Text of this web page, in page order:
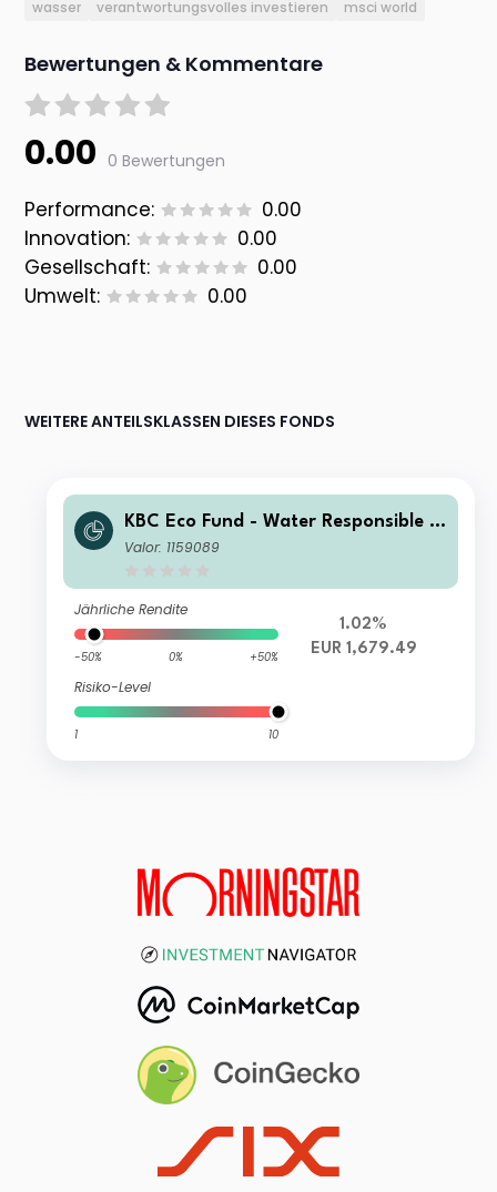
wasser verantwortungsvolles investieren msci world
Bewertungen & Kommentare
0.00 0 Bewertungen
Performance:
0.00
Innovation:
0.00
Gesellschaft:
0.00
Umwelt:
0.00
WEITERE ANTEILSKLASSEN DIESES FONDS
KBC Eco Fund - Water Responsible In
vesting Classic Dis
Valor: 1159089
Jährliche Rendite
-50% 0% +50%
Risiko-Level
1 10
1.02%
EUR 1,679.49